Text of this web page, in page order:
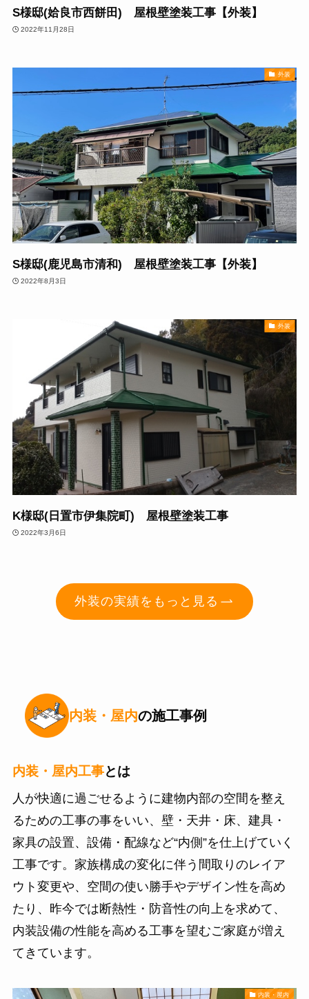
S様邸(姶良市西餅田) 屋根壁塗装工事【外装】
2022年11月28日
外装
S様邸(鹿児島市清和) 屋根壁塗装工事【外装】
2022年8月3日
外装
K様邸(日置市伊集院町) 屋根壁塗装工事
2022年3月6日
外装の実績をもっと見る
内装・屋内の施工事例
内装・屋内工事とは
人が快適に過ごせるように建物内部の空間を整え
るための工事の事をいい、壁・天井・床、建具・
家具の設置、設備・配線など“内側”を仕上げていく
工事です。家族構成の変化に伴う間取りのレイア
ウト変更や、空間の使い勝手やデザイン性を高め
たり、昨今では断熱性・防音性の向上を求めて、
内装設備の性能を高める工事を望むご家庭が増え
てきています。
内装・屋内